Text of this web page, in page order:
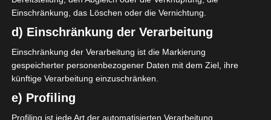
LIGUE 2
Einschränkung, das Löschen oder die Vernichtung.
d) Einschränkung der Verarbeitung
Einschränkung der Verarbeitung ist die Markierung
gespeicherter personenbezogener Daten mit dem Ziel, ihre
künftige Verarbeitung einzuschränken.
e) Profiling
Profiling ist jede Art der automatisierten Verarbeitung